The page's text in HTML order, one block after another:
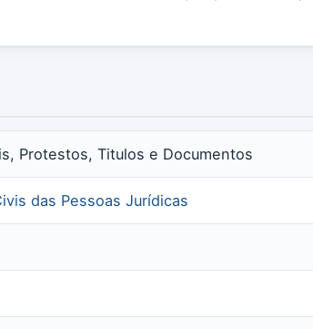
Protestos, Titulos e Documentos
das Pessoas Jurídicas